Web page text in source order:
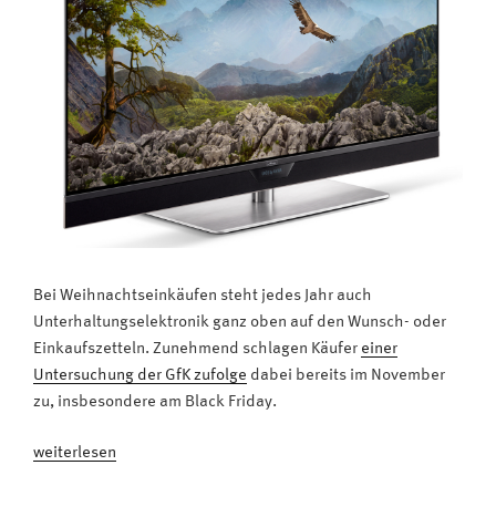
Bei Weihnachtseinkäufen steht jedes Jahr auch
Unterhaltungselektronik ganz oben auf den Wunsch- oder
Einkaufszetteln. Zunehmend schlagen Käufer einer
Untersuchung der GfK zufolge dabei bereits im November
zu, insbesondere am Black Friday.
„Vor
weiterlesen